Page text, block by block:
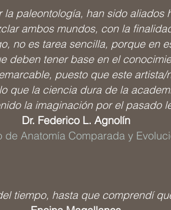
la paleontología, han sido
ambos mundos, con la
no es tarea sencilla, porque en
deben tener base en el
puesto que este
que la ciencia dura de la
la imaginación por el pasado
Dr. Federico L. Agnolín
de Anatomía Comparada y
tiempo, hasta que comprendí